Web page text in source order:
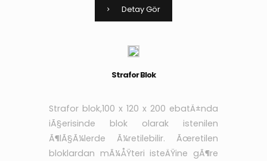
yapÄ±ÅŸtÄ±rÄ±cÄ± ve sÄ±vanÄ±n
aderans niteliÄŸi arttÄ±rÄ±larak yÃ¼k
Detay Gör
Strafor Blok
Strafor blok,100 x 120 x 200 ebatÄ±nda
iÃ§erisinde blok olarak istenilen
Ã¶lÃ§Ã¼lerde Ã¼retilebilir. Ãœretilen
bloklardan mÃ¼ÅŸteri isteÄŸine gÃ¶re